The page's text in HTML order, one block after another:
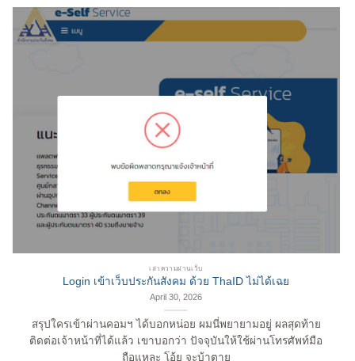
เล่าความผ่านเว็บ
Login เข้าเว็บประกันสังคม ด้วย ThaID ไม่ได้เฉย
April 30, 2026
สรุปใครเข้าผ่านคอมฯ ได้บอกหน่อย ผมนี่พยายามอยู่ ผลสุดท้าย
ติดต่อเจ้าหน้าที่ได้แล้ว เขาบอกว่า ปัจจุบันให้ใช้ผ่านโทรศัพท์มือ
ถือแหละ โอ้ย จะบ้าตาย